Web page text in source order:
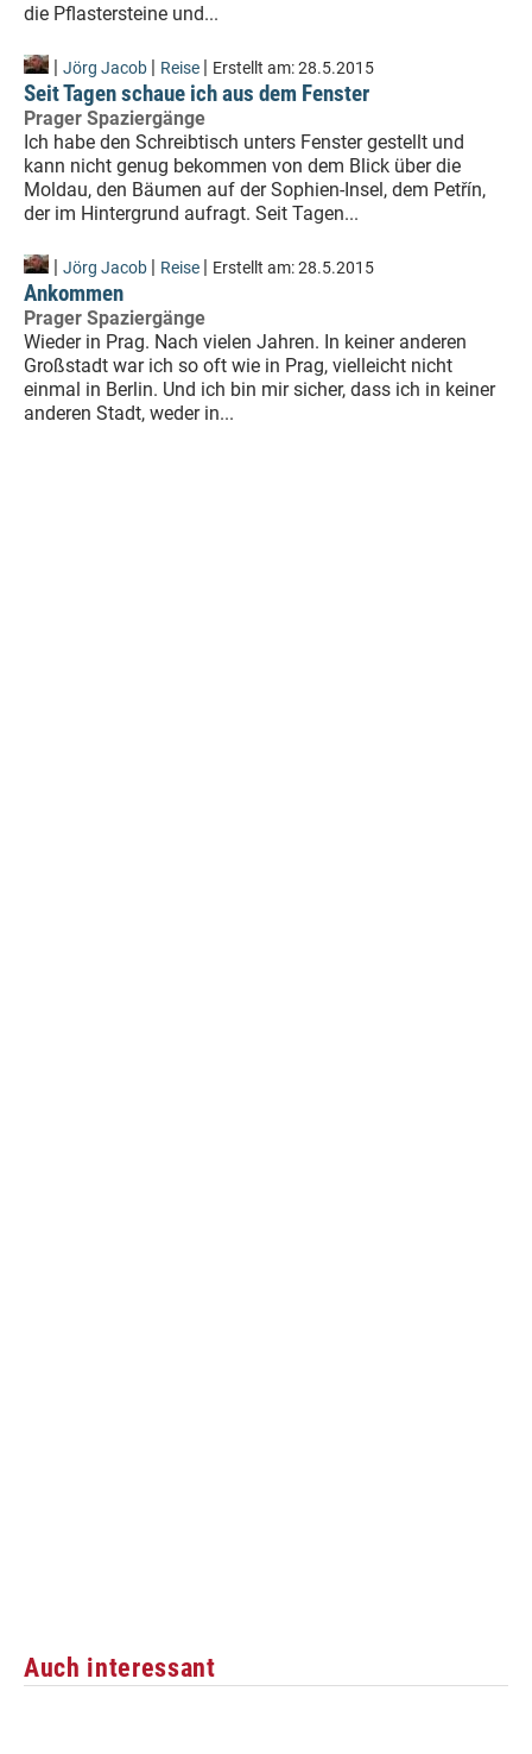
die Pflastersteine und...
| Jörg Jacob | Reise | Erstellt am:28.5.2015
Seit Tagen schaue ich aus dem Fenster
Prager Spaziergänge
Ich habe den Schreibtisch unters Fenster gestellt und
kann nicht genug bekommen von dem Blick über die
Moldau, den Bäumen auf der Sophien-Insel, dem Petřín,
der im Hintergrund aufragt. Seit Tagen...
| Jörg Jacob | Reise | Erstellt am:28.5.2015
Ankommen
Prager Spaziergänge
Wieder in Prag. Nach vielen Jahren. In keiner anderen
Großstadt war ich so oft wie in Prag, vielleicht nicht
einmal in Berlin. Und ich bin mir sicher, dass ich in keiner
anderen Stadt, weder in...
Auch interessant